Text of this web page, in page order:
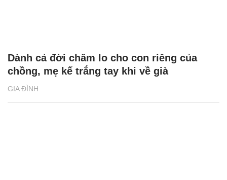
GIA ĐÌNH
Dành cả đời chăm lo cho con riêng của
chồng, mẹ kế trắng tay khi về già